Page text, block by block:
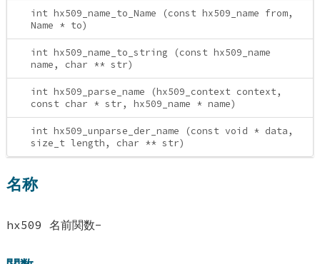
int hx509_name_to_Name (const hx509_name from,
Name * to)
int hx509_name_to_string (const hx509_name
name, char ** str)
int hx509_parse_name (hx509_context context,
const char * str, hx509_name * name)
int hx509_unparse_der_name (const void * data,
size_t length, char ** str)
名称
hx509 名前関数-